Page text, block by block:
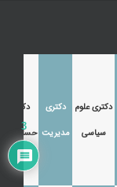
دکتری علوم
سیاسی
دکتری
مدیریت
دکتری
حسابداری
3